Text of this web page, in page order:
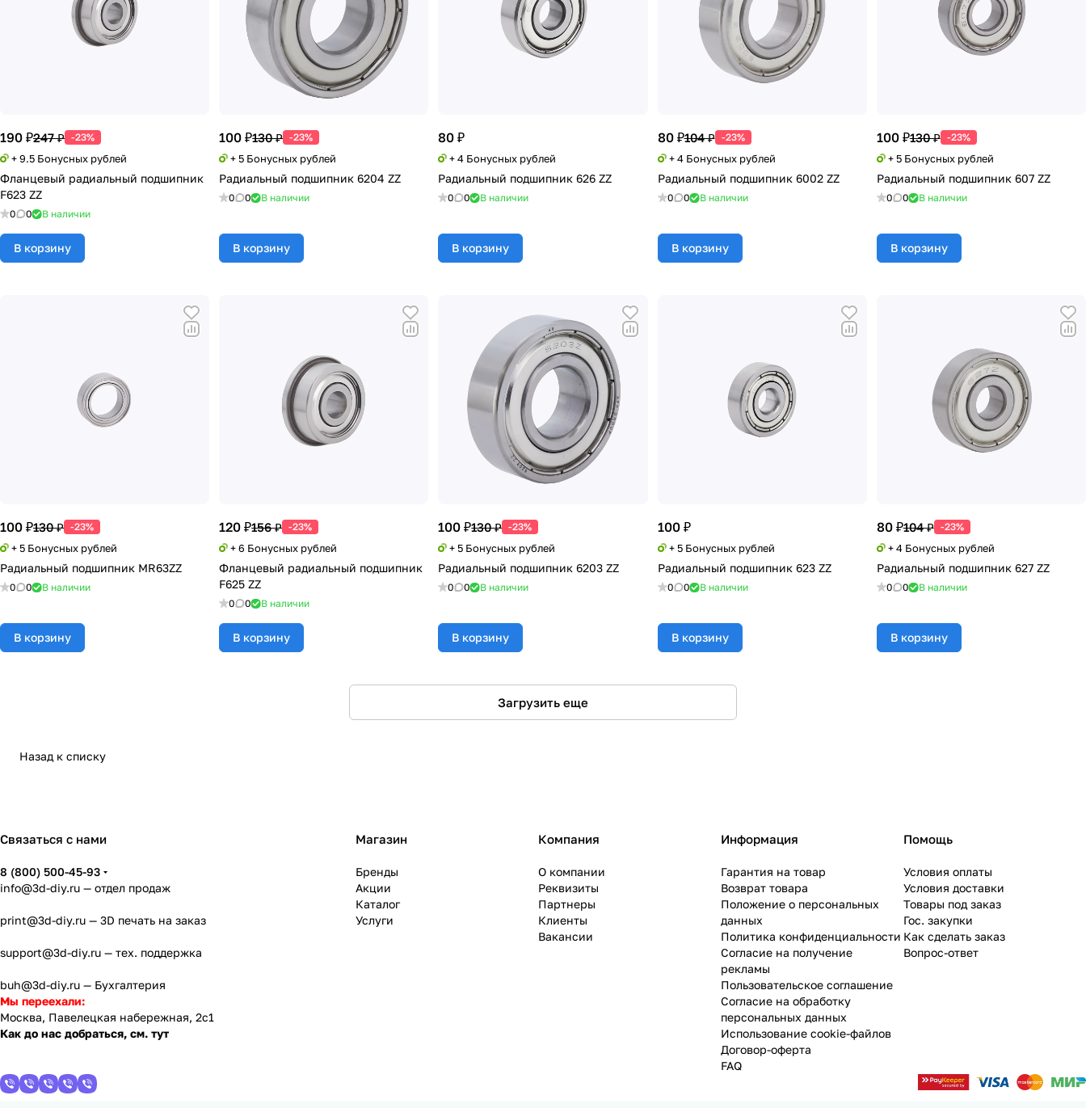
190 ₽247 ₽ -23%
+ 9.5 Бонусных рублей
Фланцевый радиальный подшипник
F623 ZZ
0 0 В наличии
В корзину
100 ₽130 ₽ -23%
+ 5 Бонусных рублей
Радиальный подшипник 6204 ZZ
0 0 В наличии
В корзину
80 ₽
+ 4 Бонусных рублей
Радиальный подшипник 626 ZZ
0 0 В наличии
В корзину
80 ₽104 ₽ -23%
+ 4 Бонусных рублей
Радиальный подшипник 6002 ZZ
0 0 В наличии
В корзину
100 ₽130 ₽ -23%
+ 5 Бонусных рублей
Радиальный подшипник 607 ZZ
0 0 В наличии
В корзину
100 ₽130 ₽ -23%
+ 5 Бонусных рублей
Радиальный подшипник MR63ZZ
0 0 В наличии
В корзину
120 ₽156 ₽ -23%
+ 6 Бонусных рублей
Фланцевый радиальный подшипник
F625 ZZ
0 0 В наличии
В корзину
100 ₽130 ₽ -23%
+ 5 Бонусных рублей
Радиальный подшипник 6203 ZZ
0 0 В наличии
В корзину
100 ₽
+ 5 Бонусных рублей
Радиальный подшипник 623 ZZ
0 0 В наличии
В корзину
80 ₽104 ₽ -23%
+ 4 Бонусных рублей
Радиальный подшипник 627 ZZ
0 0 В наличии
В корзину
Загрузить еще
Назад к списку
Связаться с нами
8 (800) 500-45-93
info@3d-diy.ru — отдел продаж
print@3d-diy.ru — 3D печать на заказ
support@3d-diy.ru — тех. поддержка
buh@3d-diy.ru — Бухгалтерия
Мы переехали:
Москва, Павелецкая набережная, 2с1
Как до нас добраться, см. тут
Магазин
Бренды
Акции
Каталог
Услуги
Компания
О компании
Реквизиты
Партнеры
Клиенты
Вакансии
Информация
Гарантия на товар
Возврат товара
Положение о персональных
данных
Политика конфиденциальности
Согласие на получение
рекламы
Пользовательское соглашение
Согласие на обработку
персональных данных
Использование cookie-файлов
Договор-оферта
FAQ
Помощь
Условия оплаты
Условия доставки
Товары под заказ
Гос. закупки
Как сделать заказ
Вопрос-ответ